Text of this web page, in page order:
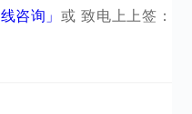
线咨询」或 致电上上签：